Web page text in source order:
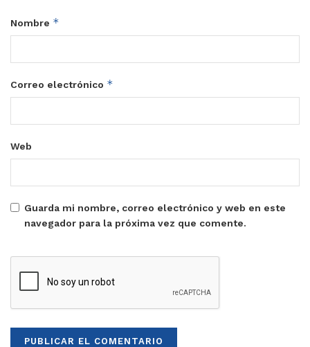
Nombre *
Correo electrónico *
Web
Guarda mi nombre, correo electrónico y web en este
navegador para la próxima vez que comente.